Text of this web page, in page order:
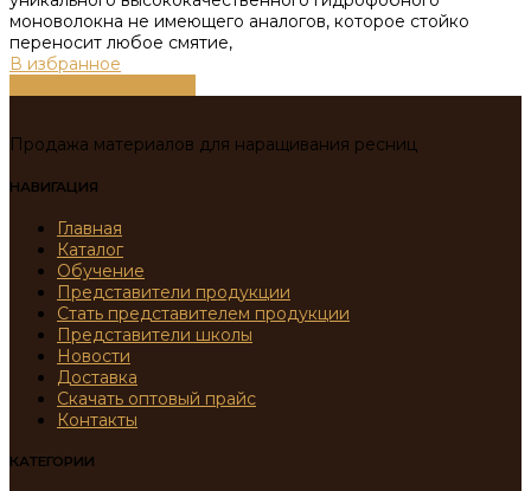
моноволокна не имеющего аналогов, которое стойко
переносит любое смятие,
В избранное
Продажа материалов для наращивания ресниц
НАВИГАЦИЯ
Главная
Каталог
Обучение
Представители продукции
Стать представителем продукции
Представители школы
Новости
Доставка
Скачать оптовый прайс
Контакты
КАТЕГОРИИ